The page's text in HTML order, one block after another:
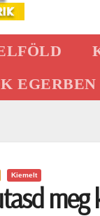
EGERBEN
Kiemelt
meg